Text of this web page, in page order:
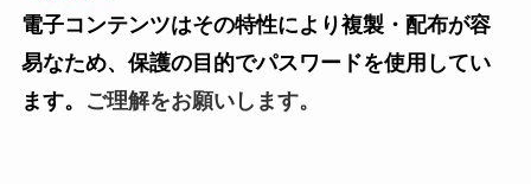
電子コンテンツはその特性により複製・配布が容
易なため、保護の目的でパスワードを使用してい
ます。
ご理解をお願いします。